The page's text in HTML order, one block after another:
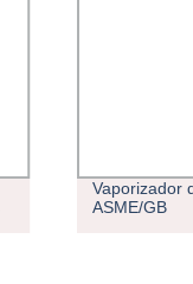
Vaporizador
ASME/GB